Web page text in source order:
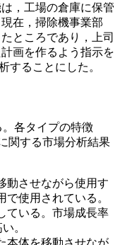
，工場の倉庫に保管
在，掃除機事業部
ところであり，上司
画を作るよう指示を
することにした。
各タイプの特徴
関する市場分析結果
動させながら使用す
使用されている。
ている。市場成長率
。
本体を移動させなが